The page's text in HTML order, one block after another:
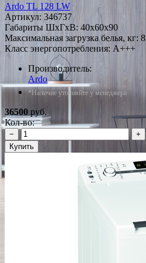
Ardo TL 128 LW
Артикул: 346737
Габариты ШxГxВ: 40x60x90
Максимальная загрузка белья, кг: 8
Класс энергопотребления: A+++
Производитель:
Ardo
*Наличие уточняйте у менеджера
36500 руб.
Кол-во:
−
+
Купить